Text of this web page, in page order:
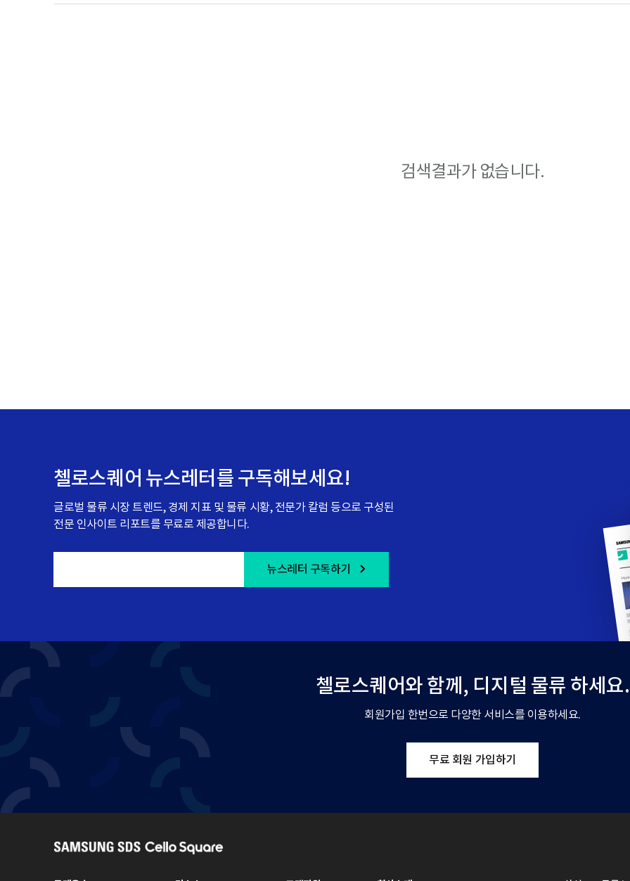
검색결과가 없습니다.
첼로스퀘어 뉴스레터를 구독해보세요!
글로벌 물류 시장 트렌드, 경제 지표 및 물류 시황, 전문가 칼럼 등으로 구성된
전문 인사이트 리포트를 무료로 제공합니다.
뉴스레터 구독하기
첼로스퀘어와 함께, 디지털 물류 하세요.
회원가입 한번으로 다양한 서비스를 이용하세요.
무료 회원 가입하기
S